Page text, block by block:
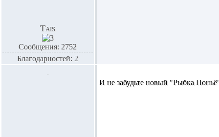
Tais
Сообщения: 2752
Благодарностей: 2
И не забудьте новый "Рыбка